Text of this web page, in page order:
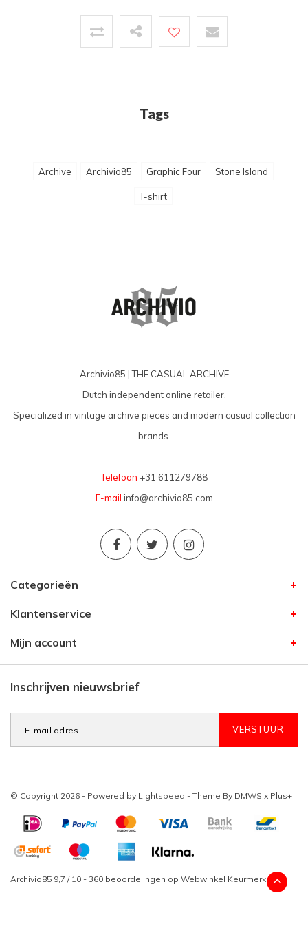
Tags
Archive Archivio85 Graphic Four Stone Island
T-shirt
Archivio85 | THE CASUAL ARCHIVE
Dutch independent online retailer.
Specialized in vintage archive pieces and modern casual collection
brands.
Telefoon +31 611279788
E-mail info@archivio85.com
Categorieën
Klantenservice
Mijn account
Inschrijven nieuwsbrief
VERSTUUR
© Copyright 2026 - Powered by Lightspeed - Theme By DMWS x Plus+
Archivio85 9,7 / 10 - 360 beoordelingen op Webwinkel Keurmerk